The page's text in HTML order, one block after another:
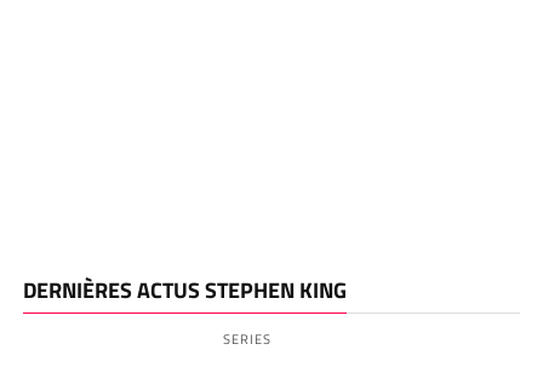
DERNIÈRES ACTUS STEPHEN KING
SERIES